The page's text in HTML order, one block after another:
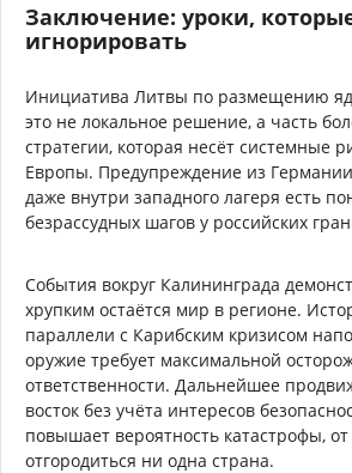
Заключение: уроки,
игнорировать
Инициатива Литвы по размещению
это не локальное решение, а часть
стратегии, которая несёт системные
Европы. Предупреждение из
даже внутри западного лагеря есть
безрассудных шагов у российских
События вокруг Калининграда
хрупким остаётся мир в регионе.
параллели с Карибским кризисом
оружие требует максимальной
ответственности. Дальнейшее
восток без учёта интересов
повышает вероятность катастрофы,
отгородиться ни одна страна.